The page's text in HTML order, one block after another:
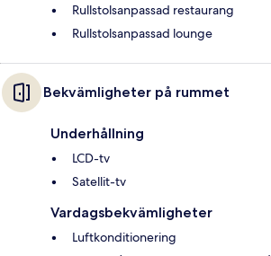
Rullstolsanpassad restaurang
Rullstolsanpassad lounge
Bekvämligheter på rummet
Underhållning
LCD-tv
Satellit-tv
Vardagsbekvämligheter
Luftkonditionering